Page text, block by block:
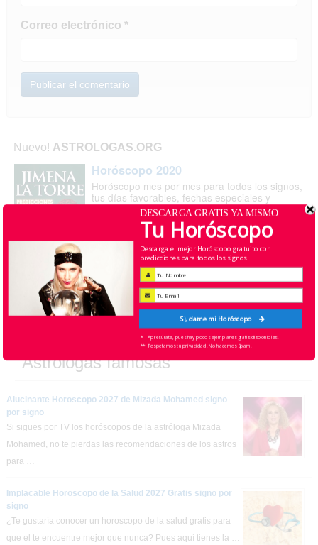
Correo electrónico *
Nuevo! ASTROLOGAS.ORG
Horóscopo 2020
Horóscopo mes por mes para todos los signos,
tus días favorables, fechas especiales y
consejos para la fortuna
More than 2927 peoples Like It
DESCARGAR AHORA
Astrologas famosas
Alucinante Horoscopo 2027 de Mizada Mohamed signo
por signo
Si sigues por TV los horóscopos de la astróloga Mizada
Mohamed, no te pierdas las recomendaciones de los astros
para …
Implacable Horoscopo de la Salud 2027 Gratis signo por
signo
¿Te gustaría conocer un horoscopo de la salud gratis para
que el te encuentre mejor que nunca? Pues aquí tienes la …
DESCARGA GRATIS YA MISMO
Tu Horóscopo
Descarga el mejor Horóscopo gratuito con
predicciones para todos los signos.
* Apresúrate, pues hay pocos ejemplares gratis disponibles.
** Respetamos tu privacidad. No hacemos Spam.
Si, dame mi Horóscopo